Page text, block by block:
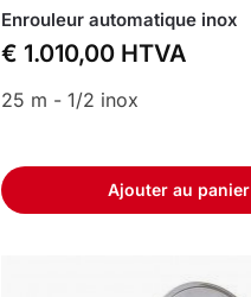
Enrouleur automatique inox
€ 1.010,00 HTVA
Ajouter au panier
25 m - 1/2 inox